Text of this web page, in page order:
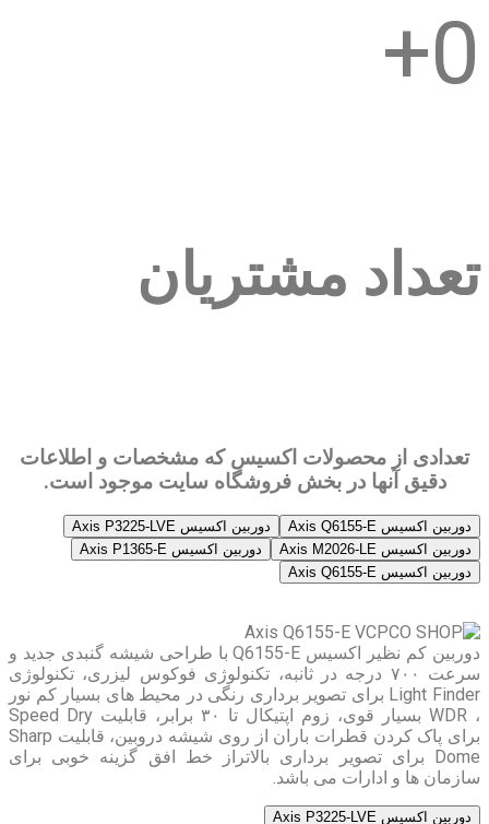
0
+
تعداد مشتریان
تعدادی از محصولات اکسیس که مشخصات و اطلاعات
دقیق آنها در بخش فروشگاه سایت موجود است.
دوربین اکسیس Axis Q6155-E
دوربین اکسیس Axis P3225-LVE
دوربین اکسیس Axis M2026-LE
دوربین اکسیس Axis P1365-E
دوربین اکسیس Axis Q6155-E
دوربین کم نظیر اکسیس Q6155-E با طراحی شیشه گنبدی جدید و
سرعت ۷۰۰ درجه در ثانبه، تکنولوژی فوکوس لیزری، تکنولوژی
Light Finder برای تصویر برداری رنگی در محیط های بسیار کم نور
، WDR بسیار قوی، زوم اپتیکال تا ۳۰ برابر، قابلیت Speed Dry
برای پاک کردن قطرات باران از روی شیشه دروبین، قابلیت Sharp
Dome برای تصویر برداری بالاتراز خط افق گزینه خوبی برای
سازمان ها و ادارات می باشد.
دوربین اکسیس Axis P3225-LVE